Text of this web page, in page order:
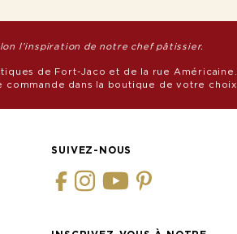
l’inspiration de notre chef pâtissier.
de Fort-Jaco et de la rue Américaine.
dans la boutique de votre choix
SUIVEZ-NOUS